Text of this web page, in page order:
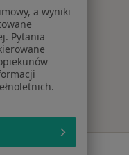
a wyniki
Pytania